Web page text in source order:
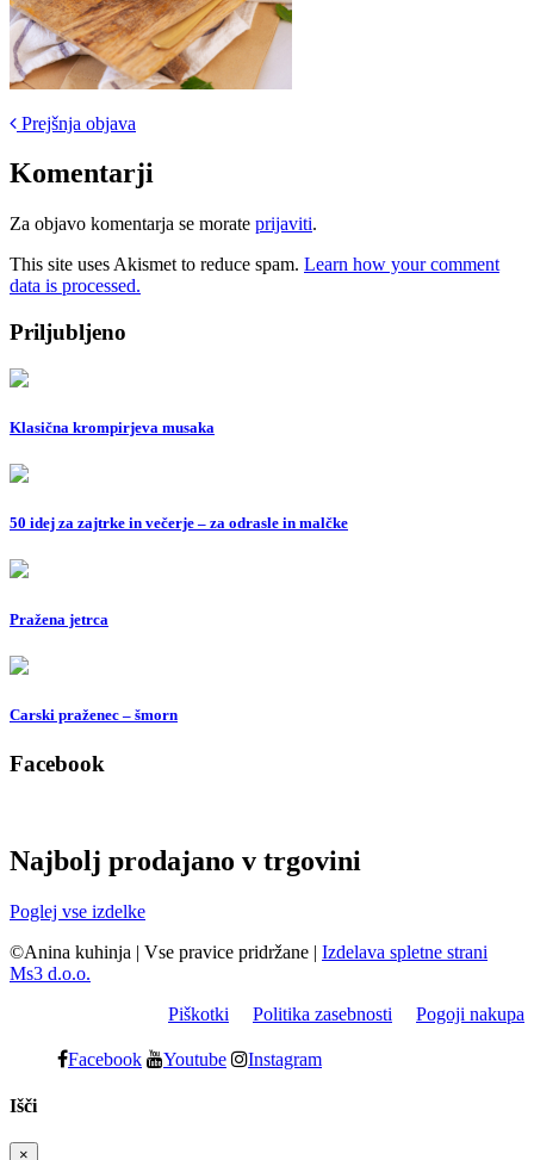
Post
navigation
Prejšnja objava
Komentarji
Za objavo komentarja se morate prijaviti.
This site uses Akismet to reduce spam. Learn how your comment
data is processed.
Priljubljeno
Klasična krompirjeva musaka
50 idej za zajtrke in večerje – za odrasle in malčke
Pražena jetrca
Carski praženec – šmorn
Facebook
Najbolj prodajano v trgovini
Poglej vse izdelke
©Anina kuhinja | Vse pravice pridržane | Izdelava spletne strani
Ms3 d.o.o.
Piškotki
Politika zasebnosti Pogoji nakupa
Facebook Youtube Instagram
Išči
×